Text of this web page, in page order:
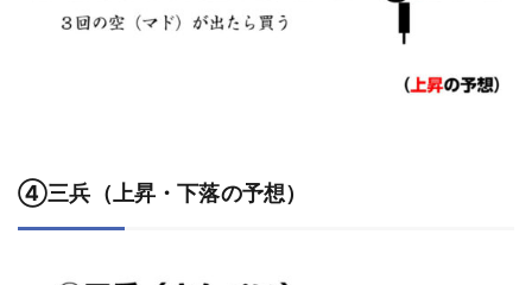
④三兵（上昇・下落の予想）